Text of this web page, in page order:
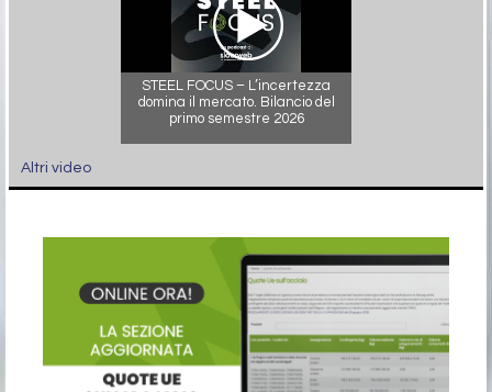
STEEL FOCUS – L’incertezza
domina il mercato. Bilancio del
primo semestre 2026
Altri video